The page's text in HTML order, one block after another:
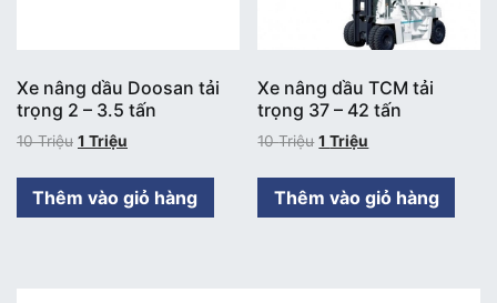
Xe nâng dầu Doosan tải
trọng 2 – 3.5 tấn
10Triệu 1 Triệu
Thêm vào giỏ hàng
Xe nâng dầu TCM tải
trọng 37 – 42 tấn
10Triệu 1Triệu
Thêm vào giỏ hàng